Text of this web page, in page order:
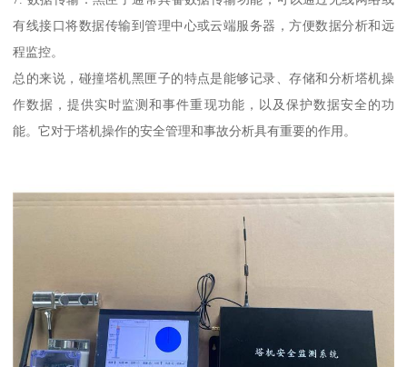
有线接口将数据传输到管理中心或云端服务器，方便数据分析和远
程监控。
总的来说，碰撞塔机黑匣子的特点是能够记录、存储和分析塔机操
作数据，提供实时监测和事件重现功能，以及保护数据安全的功
能。它对于塔机操作的安全管理和事故分析具有重要的作用。